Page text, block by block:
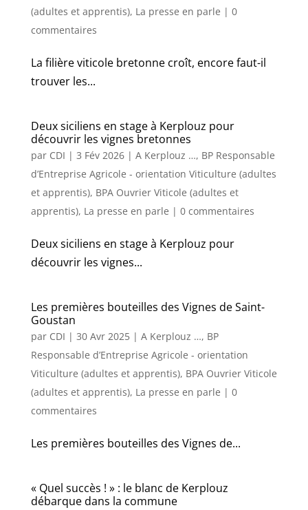
(adultes et apprentis), La presse en parle | 0
commentaires
La filière viticole bretonne croît, encore faut-il
trouver les...
Deux siciliens en stage à Kerplouz pour
découvrir les vignes bretonnes
par CDI | 3 Fév 2026| A Kerplouz …, BP Responsable
d’Entreprise Agricole - orientation Viticulture (adultes
et apprentis), BPA Ouvrier Viticole (adultes et
apprentis), La presse en parle | 0 commentaires
Deux siciliens en stage à Kerplouz pour
découvrir les vignes...
Les premières bouteilles des Vignes de Saint-
Goustan
par CDI | 30 Avr 2025| A Kerplouz …, BP
Responsable d’Entreprise Agricole - orientation
Viticulture (adultes et apprentis), BPA Ouvrier Viticole
(adultes et apprentis), La presse en parle | 0
commentaires
Les premières bouteilles des Vignes de...
« Quel succès ! » : le blanc de Kerplouz
débarque dans la commune